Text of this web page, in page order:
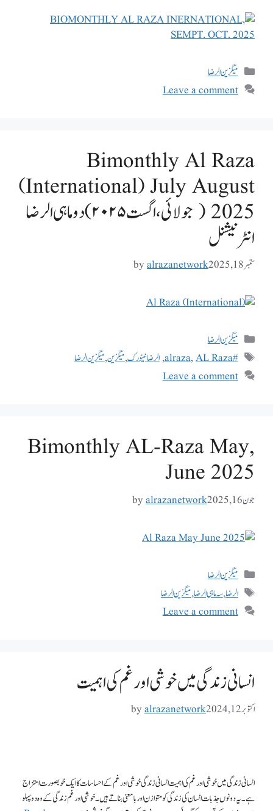
میگزین الرضا
Leave a comment
Bimonthly Al Raza
(International) July August
2025 ( جولائی، اگست ۲۰۲۵)دوماہی الرضا
انٹرنیشنل
ستمبر 18, 2025 byalrazanetwork
میگزین الرضا
#alraza
,AL Raza
,الرضا نیٹورک,میگزین,میگزین الرضا
Leave a comment
Bimonthly AL-Raza May,
June 2025
جون 16, 2025 byalrazanetwork
میگزین الرضا
الرضا,سہ ماہی الرضا,میگزین الرضا
Leave a comment
انسانی زندگی میں خوشی اور غم کی اہمیت
اکتوبر 12, 2024 byalrazanetwork
انسانی زندگی میں خوشی اور غم کی اہمیت انسانی زندگی خوشی اور غم کے احساسات کا ایک خوبصورت امتزاج
ہے۔ یہ دونوں جذبات انسان کی زندگی کو متوازن اور بامعنی بناتے ہیں۔ خوشی اور غم زندگی کے وہ دو پہلو